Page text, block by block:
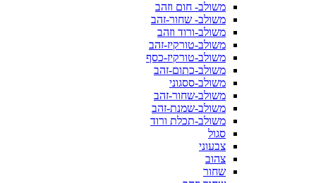
משולב- חום וזהב
משולב- שחור-זהב
משולב-ורוד וזהב
משולב-טורקיז-זהב
משולב-טורקיז-כסף
משולב-כתום-זהב
משולב-ססגוני
משולב-שחור-זהב
משולב-שמנת-זהב
משולב-תכלת ורוד
סגול
צבעוני
צהוב
שחור